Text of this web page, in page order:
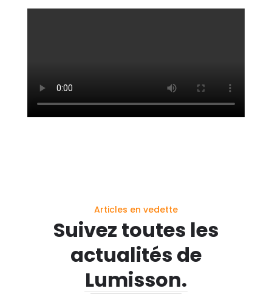
Articles en vedette
Suivez toutes les
actualités de
Lumisson.